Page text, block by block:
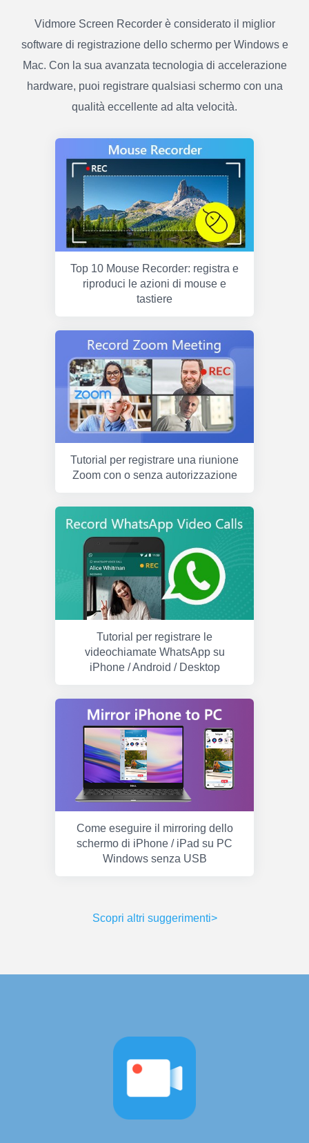
Vidmore Screen Recorder è considerato il miglior
software di registrazione dello schermo per Windows e
Mac. Con la sua avanzata tecnologia di accelerazione
hardware, puoi registrare qualsiasi schermo con una
qualità eccellente ad alta velocità.
Top 10 Mouse Recorder: registra e
riproduci le azioni di mouse e
tastiere
Tutorial per registrare una riunione
Zoom con o senza autorizzazione
Tutorial per registrare le
videochiamate WhatsApp su
iPhone / Android / Desktop
Come eseguire il mirroring dello
schermo di iPhone / iPad su PC
Windows senza USB
Scopri altri suggerimenti>